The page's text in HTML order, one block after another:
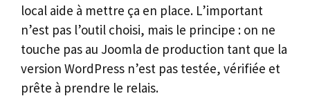
local aide à mettre ça en place. L’important
n’est pas l’outil choisi, mais le principe : on ne
touche pas au Joomla de production tant que la
version WordPress n’est pas testée, vérifiée et
prête à prendre le relais.